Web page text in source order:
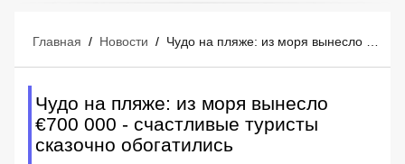
Главная / Новости /
Чудо на пляже: из моря вынесло
€700 000 - счастливые туристы
сказочно обогатились